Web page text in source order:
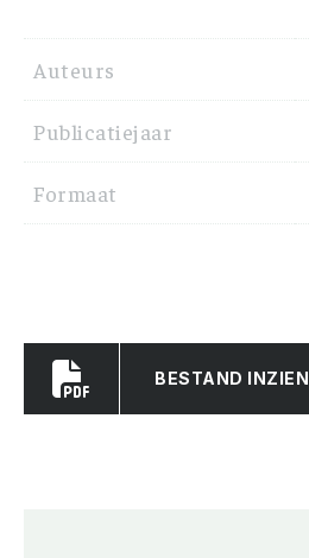
Auteurs
Publicatiejaar
Formaat
BESTAND INZIEN